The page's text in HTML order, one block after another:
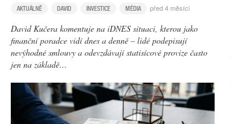
AKTUÁLNĚ DAVID INVESTICE MÉDIA před 4 měsíci
David Kučera komentuje na iDNES situaci, kterou jako
finanční poradce vidí dnes a denně – lidé podepisují
nevýhodné smlouvy a odevzdávají statisícové provize často
jen na základě…